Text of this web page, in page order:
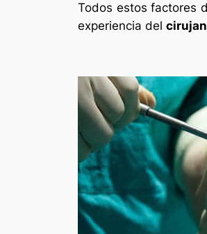
Todos estos factores
experiencia del